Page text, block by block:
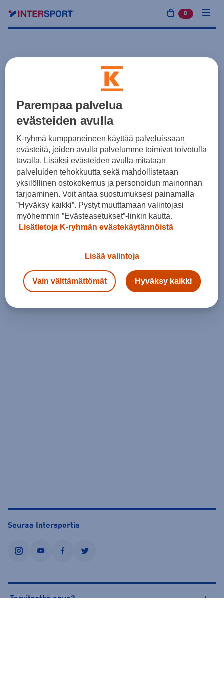
0 tuotetta
Seuraa Intersportia
instagramyoutubefacebooktwitter
Tarvitsetko apua?
Parempaa palvelua
evästeiden avulla
K-ryhmä kumppaneineen käyttää palveluissaan
evästeitä, joiden avulla palvelumme toimivat toivotulla
tavalla. Lisäksi evästeiden avulla mitataan
palveluiden tehokkuutta sekä mahdollistetaan
yksilöllinen ostokokemus ja personoidun mainonnan
tarjoaminen. Voit antaa suostumuksesi painamalla
”Hyväksy kaikki”. Pystyt muuttamaan valintojasi
myöhemmin ”Evästeasetukset”-linkin kautta.
Lisätietoja K-ryhmän evästekäytännöistä
Lisää valintoja
Vain välttämättömät Hyväksy kaikki